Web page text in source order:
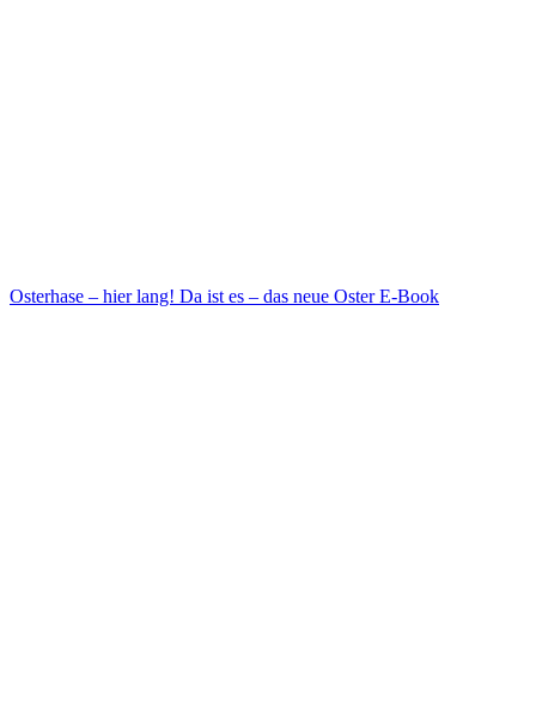
Osterhase – hier lang! Da ist es – das neue Oster E-Book